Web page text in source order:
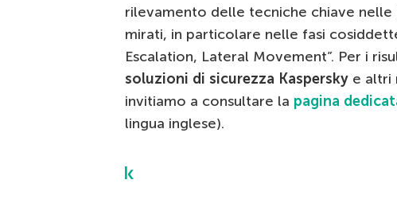
rilevamento delle tecniche chiave
mirati, in particolare nelle fasi
Escalation, Lateral Movement”. Per i
soluzioni di sicurezza Kaspersky e altri
invitiamo a consultare la pagina
lingua inglese).